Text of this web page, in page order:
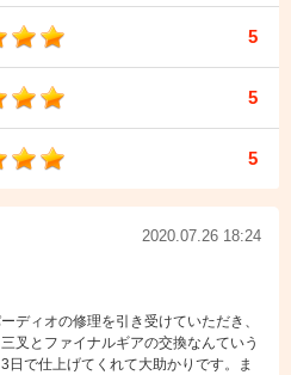
5
5
5
2020.07.26 18:24
ディオの修理を引き受けていただき、
叉とファイナルギアの交換なんていう
で仕上げてくれて大助かりです。ま